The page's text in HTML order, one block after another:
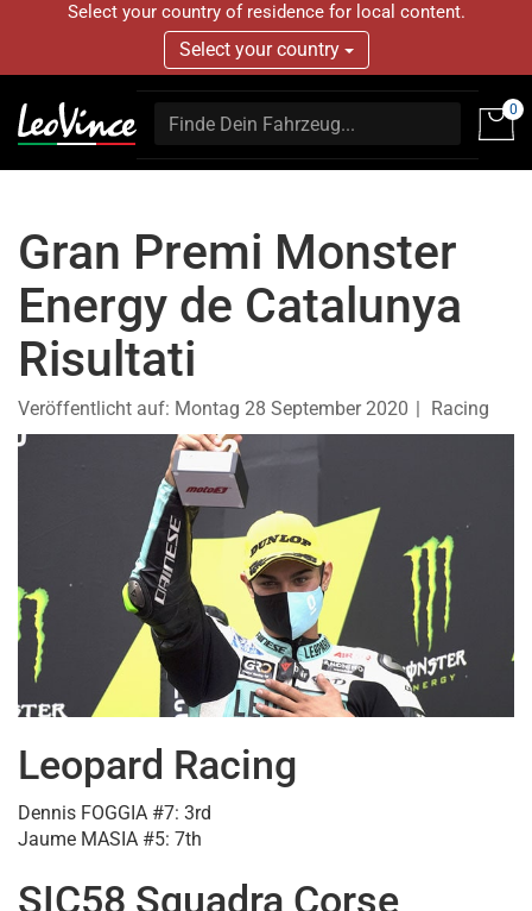
Select your country of residence for local content.
Select your country
0
Gran Premi Monster
Energy de Catalunya
Risultati
Veröffentlicht auf: Montag 28 September 2020 Racing
Leopard Racing
Dennis FOGGIA #7: 3rd
Jaume MASIA #5: 7th
SIC58 Squadra Corse